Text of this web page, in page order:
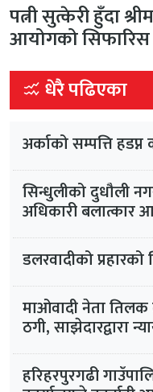
पत्नी सुत्केरी हुँदा
आयोगको सिफारिस
धेरै पढिएका
अर्काको सम्पत्ति
सिन्धुलीको दुधौली
अधिकारी बलात्कार
डलरवादीको
माओवादी नेता तिलक
ठगी, साझेदारद्वारा
हरिहरपुरगढी